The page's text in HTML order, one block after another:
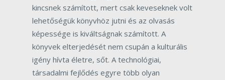
kincsnek számított, mert csak keveseknek volt
lehetőségük könyvhöz jutni és az olvasás
képessége is kiváltságnak számított. A
könyvek elterjedését nem csupán a kulturális
igény hívta életre, sőt. A technológiai,
társadalmi fejlődés egyre több olyan